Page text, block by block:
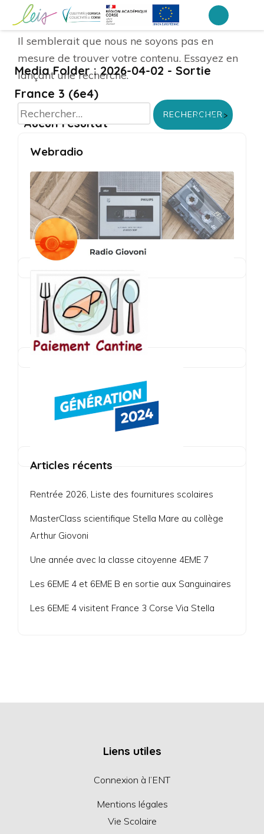
contenu
(Pressez
Entrée)
Collège Arthur Giovoni – Ajaccio
Media Folder :2026-04-02 - Sortie
France 3 (6e4)
Accueil >
Aucun résultat
Il semblerait que nous ne soyons pas en
mesure de trouver votre contenu. Essayez en
lançant une recherche.
Rechercher :
Webradio
Articles récents
Rentrée 2026, Liste des fournitures scolaires
MasterClass scientifique Stella Mare au collège
Arthur Giovoni
Une année avec la classe citoyenne 4EME 7
Les 6EME 4 et 6EME B en sortie aux Sanguinaires
Les 6EME 4 visitent France 3 Corse Via Stella
Liens utiles
Connexion à l’ENT
Mentions légales
Vie Scolaire